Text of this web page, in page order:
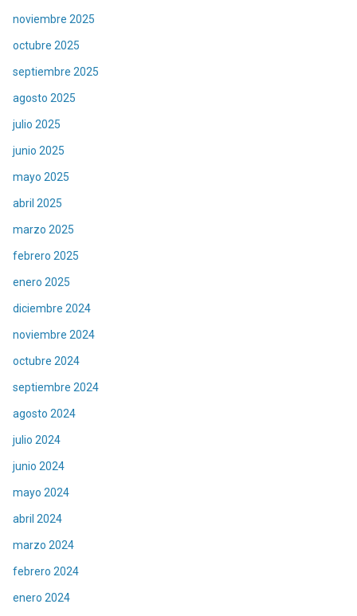
noviembre 2025
octubre 2025
septiembre 2025
agosto 2025
julio 2025
junio 2025
mayo 2025
abril 2025
marzo 2025
febrero 2025
enero 2025
diciembre 2024
noviembre 2024
octubre 2024
septiembre 2024
agosto 2024
julio 2024
junio 2024
mayo 2024
abril 2024
marzo 2024
febrero 2024
enero 2024